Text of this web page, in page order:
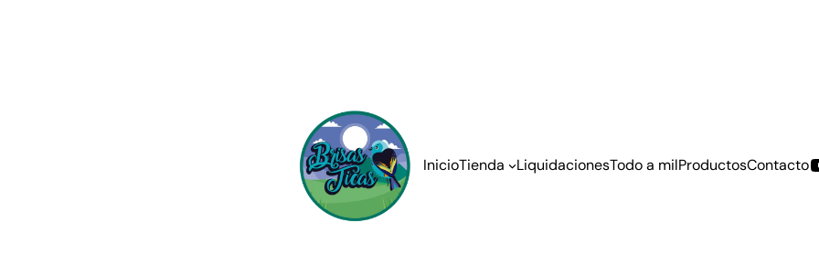
InicioTienda LiquidacionesTodo a milProductosContacto